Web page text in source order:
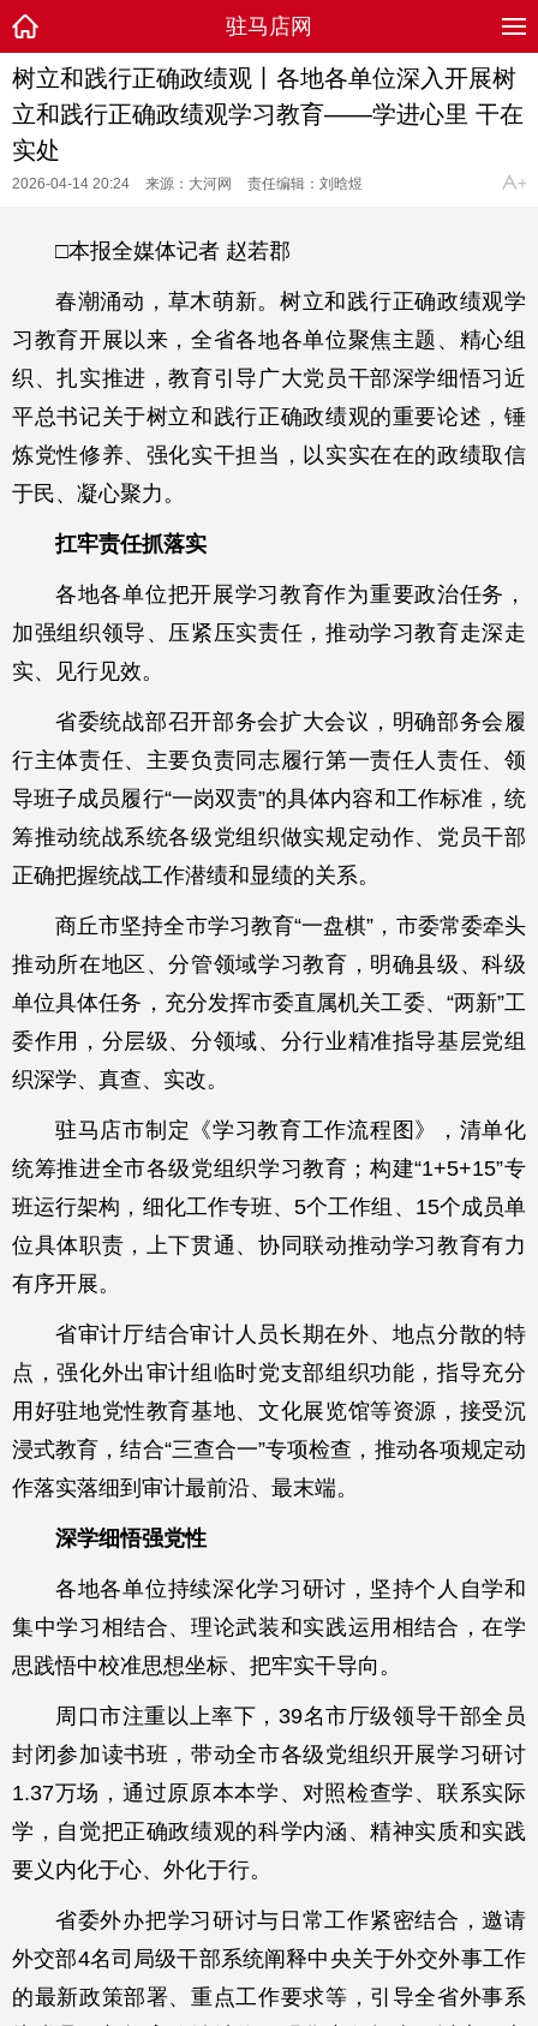
驻马店网
树立和践行正确政绩观丨各地各单位深入开展树
立和践行正确政绩观学习教育——学进心里 干在
实处
2026-04-14 20:24 来源：大河网 责任编辑：刘晗煜
□本报全媒体记者 赵若郡
春潮涌动，草木萌新。树立和践行正确政绩观学
习教育开展以来，全省各地各单位聚焦主题、精心组
织、扎实推进，教育引导广大党员干部深学细悟习近
平总书记关于树立和践行正确政绩观的重要论述，锤
炼党性修养、强化实干担当，以实实在在的政绩取信
于民、凝心聚力。
扛牢责任抓落实
各地各单位把开展学习教育作为重要政治任务，
加强组织领导、压紧压实责任，推动学习教育走深走
实、见行见效。
省委统战部召开部务会扩大会议，明确部务会履
行主体责任、主要负责同志履行第一责任人责任、领
导班子成员履行“一岗双责”的具体内容和工作标准，统
筹推动统战系统各级党组织做实规定动作、党员干部
正确把握统战工作潜绩和显绩的关系。
商丘市坚持全市学习教育“一盘棋”，市委常委牵头
推动所在地区、分管领域学习教育，明确县级、科级
单位具体任务，充分发挥市委直属机关工委、“两新”工
委作用，分层级、分领域、分行业精准指导基层党组
织深学、真查、实改。
驻马店市制定《学习教育工作流程图》，清单化
统筹推进全市各级党组织学习教育；构建“1+5+15”专
班运行架构，细化工作专班、5个工作组、15个成员单
位具体职责，上下贯通、协同联动推动学习教育有力
有序开展。
省审计厅结合审计人员长期在外、地点分散的特
点，强化外出审计组临时党支部组织功能，指导充分
用好驻地党性教育基地、文化展览馆等资源，接受沉
浸式教育，结合“三查合一”专项检查，推动各项规定动
作落实落细到审计最前沿、最末端。
深学细悟强党性
各地各单位持续深化学习研讨，坚持个人自学和
集中学习相结合、理论武装和实践运用相结合，在学
思践悟中校准思想坐标、把牢实干导向。
周口市注重以上率下，39名市厅级领导干部全员
封闭参加读书班，带动全市各级党组织开展学习研讨
1.37万场，通过原原本本学、对照检查学、联系实际
学，自觉把正确政绩观的科学内涵、精神实质和实践
要义内化于心、外化于行。
省委外办把学习研讨与日常工作紧密结合，邀请
外交部4名司局级干部系统阐释中央关于外交外事工作
的最新政策部署、重点工作要求等，引导全省外事系